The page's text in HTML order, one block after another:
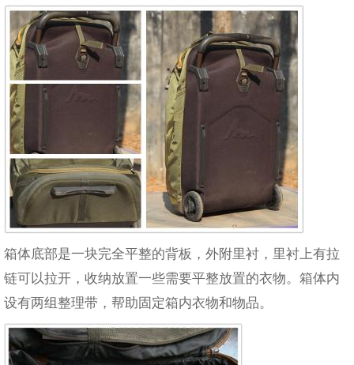
箱体底部是一块完全平整的背板，外附里衬，里衬上有拉
链可以拉开，收纳放置一些需要平整放置的衣物。箱体内
设有两组整理带，帮助固定箱内衣物和物品。